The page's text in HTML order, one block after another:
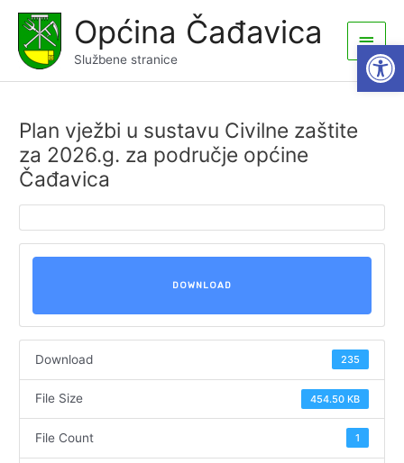
content
Općina Čađavica
Službene stranice
Main
Menu
Plan vježbi u sustavu Civilne zaštite
za 2026.g. za područje općine
Čađavica
DOWNLOAD
Download 235
File Size 454.50 KB
File Count 1